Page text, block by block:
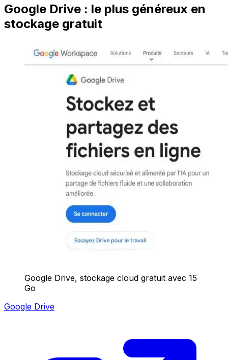
Google Drive : le plus généreux en
stockage gratuit
Google Drive, stockage cloud gratuit avec 15
Go
Google Drive